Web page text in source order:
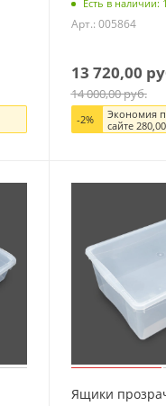
Есть в наличии:
Арт.: 005864
13 720,00
14 000,00руб.
-2%
Экономия
сайте 280,00
Ящики